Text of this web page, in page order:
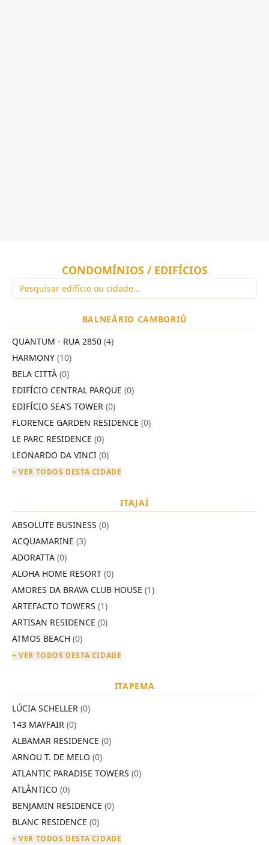
CONDOMÍNIOS / EDIFÍCIOS
BALNEÁRIO CAMBORIÚ
QUANTUM - RUA 2850 (4)
HARMONY (10)
BELA CITTÀ (0)
EDIFÍCIO CENTRAL PARQUE (0)
EDIFÍCIO SEA'S TOWER (0)
FLORENCE GARDEN RESIDENCE (0)
LE PARC RESIDENCE (0)
LEONARDO DA VINCI (0)
+ VER TODOS DESTA CIDADE
ITAJAÍ
ABSOLUTE BUSINESS (0)
ACQUAMARINE (3)
ADORATTA (0)
ALOHA HOME RESORT (0)
AMORES DA BRAVA CLUB HOUSE (1)
ARTEFACTO TOWERS (1)
ARTISAN RESIDENCE (0)
ATMOS BEACH (0)
+ VER TODOS DESTA CIDADE
ITAPEMA
LÚCIA SCHELLER (0)
143 MAYFAIR (0)
ALBAMAR RESIDENCE (0)
ARNOU T. DE MELO (0)
ATLANTIC PARADISE TOWERS (0)
ATLÂNTICO (0)
BENJAMIN RESIDENCE (0)
BLANC RESIDENCE (0)
+ VER TODOS DESTA CIDADE